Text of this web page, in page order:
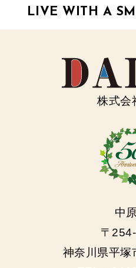
LIVE WITH A
株式会
中
〒
神奈川県平塚